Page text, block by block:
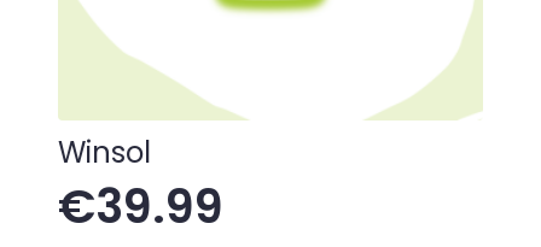
Winsol
€39.99